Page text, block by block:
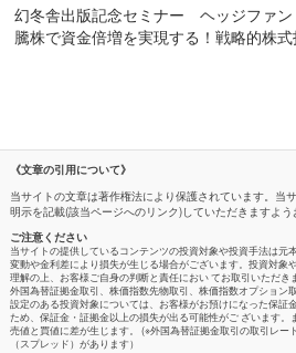
幻冬舎出版記念セミナー ヘッジファン
騰株で資金倍増を実現する！戦略的株
《文章の引用について》
当サイトの文章は著作権法により保護されています。当
明示を記載(該当ページへのリンク)していただきますよう
ご注意ください
当サイトの提供しているコンテンツの投資対象や投資手法は元
変動や金利差により損失が生じる場合がございます。投資対象
理解の上、お客様ご自身の判断と責任におい てお取引いただき
外国為替証拠金取引、株価指数先物取引、株価指数オプション
設定のある投資対象については、お客様がお預けになった保証
ため、保証金・証拠金以上の損失が出る可能性がご ざいます
売値と買値に差が生じます。 (※外国為替証拠金取引の取引レ
（スプレッド）があります）